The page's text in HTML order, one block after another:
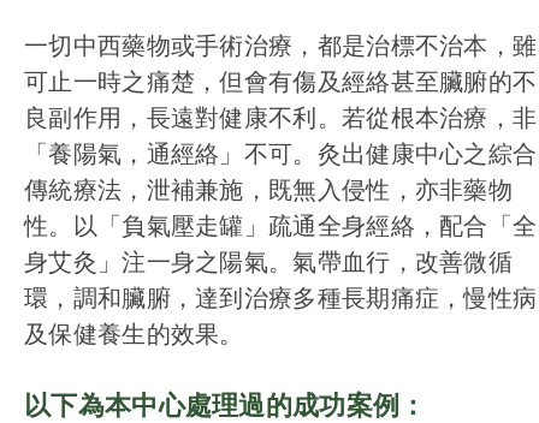
一切中西藥物或手術治療，都是治標不治本，雖
可止一時之痛楚，但會有傷及經絡甚至臟腑的不
良副作用，長遠對健康不利。若從根本治療，非
「養陽氣，通經絡」不可。灸出健康中心之綜合
傳統療法，泄補兼施，既無入侵性，亦非藥物
性。以「負氣壓走罐」疏通全身經絡，配合「全
身艾灸」注一身之陽氣。氣帶血行，改善微循
環，調和臟腑，達到治療多種長期痛症，慢性病
及保健養生的效果。
以下為本中心處理過的成功案例：